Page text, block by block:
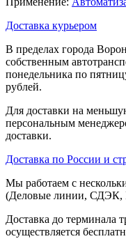
Доставка курьером
В пределах города
собственным
понедельника по
рублей.
Для доставки на
персональным
доставки.
Доставка по России и
Мы работаем с
(Деловые линии,
Доставка до терминала
осуществляется